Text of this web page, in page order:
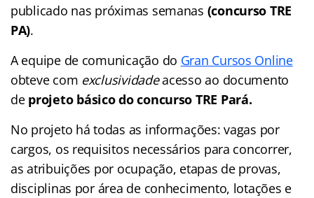
publicado nas próximas semanas (concurso TRE
PA).
A equipe de comunicação do Gran Cursos Online
obteve com exclusividadeacesso ao documento
de projeto básico do concurso TRE Pará.
No projeto há todas as informações: vagas por
cargos, os requisitos necessários para concorrer,
as atribuições por ocupação, etapas de provas,
disciplinas por área de conhecimento, lotações e